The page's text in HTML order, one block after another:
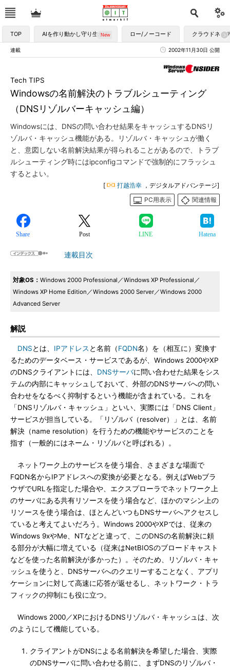
TOP AIを作り動かし守り生かす ロー/ノーコード クラウドネイ
連載 2002年11月30日 公開
Windowsの名前解決のトラブルシューティング
（DNSリゾルバーキャッシュ編）
Tech TIPS
Windowsには、DNSの問い合わせ結果をキャッシュするDNSリ
ゾルバ・キャッシュ機能がある。リゾルバ・キャッシュが働く
と、意図しない名前解決結果が得られることがあるので、トラブ
ルシューティング時にはipconfigコマンドで強制的にフラッシュ
するとよい。
[ 打越浩幸 ，デジタルアドバンテージ]
PC用表示
関連情報
Share Post LINE Hatena
連載目次
対象OS： Windows 2000 Professional／Windows XP Professional／
Windows XP Home Edition／Windows 2000 Server／Windows 2000
Advanced Server
解説
DNSとは、 IPアドレス と名前（FQDN名）を（相互に）変換す
るためのデータベース・サービスであるが、Windows 2000やXP
のDNSクライアントには、 DNSサーバに問い合わせた結果をシス
テムの内部にキャッシュしておいて、外部のDNSサーバへの問い
合わせをなるべく抑制するという機能が含まれている。これを
「DNSリゾルバ・キャッシュ」といい、実際には「DNS Client」
サービスが担当している。「リゾルバ（resolver）」とは、名前
解決（name resolution）を行うための機能やサービスのことを
指す（一般的にはネーム・リゾルバと呼ばれる）。
ネットワーク上のサービスを使う場合、さまざまな場面で
FQDN名からIPアドレスへの変換が必要となる。例えばWebブラ
ウザでURLを指定した場合や、エクスプローラでネットワーク上
のサーバにある共有リソースを使う場合など、ほかのマシン上の
リソースを使う場合は、ほとんどいつもDNSサーバへアクセスし
ていると考えてよいだろう。Windows 2000やXPでは、従来の
Windows 9xやMe、NTなどと違って、このDNSの名前解決に頼
る部分が大幅に増えている（従来はNetBIOSのブロードキャスト
などを使った名前解決が多かった）。そのため、リゾルバ・キャ
ッシュを使うと、DNSサーバへのクエリーすることなく、アプリ
ケーションに対して高速に応答が返せるし、ネットワーク・トラ
フィックの抑制にも役に立つ。
Windows 2000／XPにおけるDNSリゾルバ・キャッシュは、次
のようにして機能している。
クライアントがDNSによる名前解決を希望した場合、実際
のDNSサーバに問い合わせる前に、まずDNSのリゾルバ・